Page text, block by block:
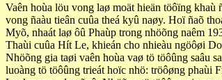
Vaên hoùa löu vong laø moät hieän töôïng
vong ñaàu tieân cuûa theá kyû naøy. Hoï ñaõ
Myõ, nhaát laø ôû Phaùp trong nhöõng naêm
Thaùi cuûa Hít Le, khieán cho nhieàu ngöôøi
Nhöõng gia taøi vaên hoùa vaø tö töôûng saâu
luoàng tö töôûng trieát hoïc nhö: tröôøng phaùi